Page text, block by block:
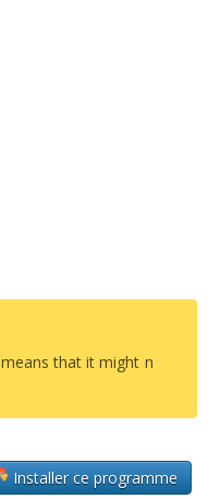
that it might n
Installer ce programme